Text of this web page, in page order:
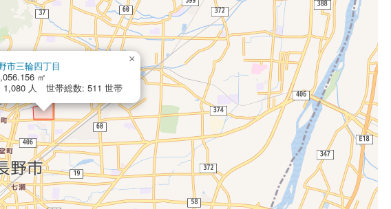
市三輪四丁目
㎡
1,080 人 世帯総数: 511 世帯
×